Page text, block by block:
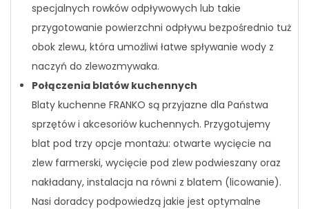
specjalnych rowków odpływowych lub takie
przygotowanie powierzchni odpływu bezpośrednio tuż
obok zlewu, która umożliwi łatwe spływanie wody z
naczyń do zlewozmywaka.
Połączenia blatów kuchennych
Blaty kuchenne FRANKO są przyjazne dla Państwa
sprzętów i akcesoriów kuchennych. Przygotujemy
blat pod trzy opcje montażu: otwarte wycięcie na
zlew farmerski, wycięcie pod zlew podwieszany oraz
nakładany, instalacja na równi z blatem (licowanie).
Nasi doradcy podpowiedzą jakie jest optymalne